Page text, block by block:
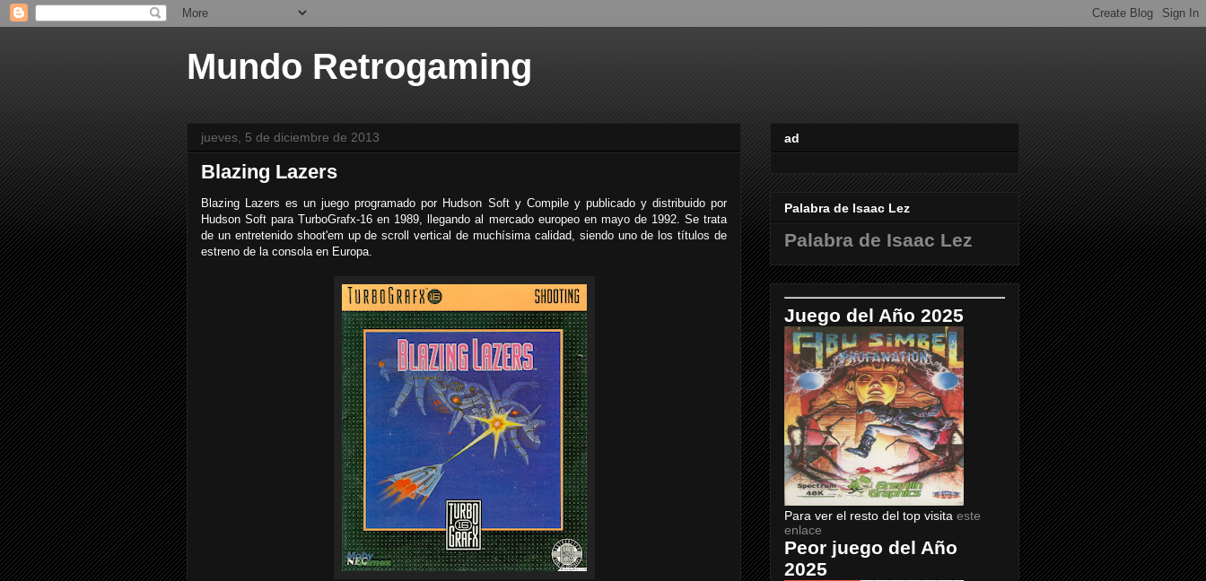
Mundo Retrogaming
jueves, 5 de diciembre de 2013
Blazing Lazers
Blazing Lazers es un juego programado por Hudson Soft y Compile y publicado y distribuido por
Hudson Soft para TurboGrafx-16 en 1989, llegando al mercado europeo en mayo de 1992. Se trata
de un entretenido shoot'em up de scroll vertical de muchísima calidad, siendo uno de los títulos de
estreno de la consola en Europa.
ad
Palabra de Isaac Lez
Palabra de Isaac Lez
Juego del Año 2025
Para ver el resto del top visita este
enlace
Peor juego del Año
2025